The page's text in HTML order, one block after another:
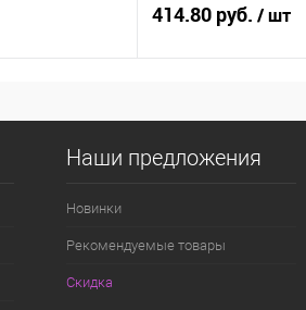
414.80 руб. / шт
Наши предложения
Новинки
Рекомендуемые товары
Скидка